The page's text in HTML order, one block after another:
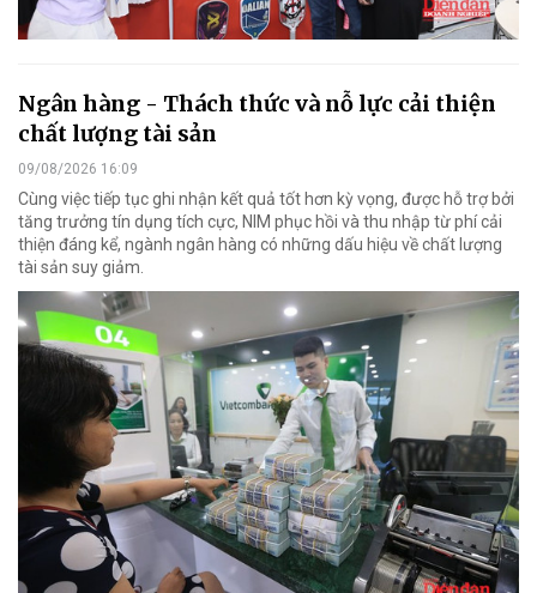
Ngân hàng - Thách thức và nỗ lực cải thiện
chất lượng tài sản
09/08/2026 16:09
Cùng việc tiếp tục ghi nhận kết quả tốt hơn kỳ vọng, được hỗ trợ bởi
tăng trưởng tín dụng tích cực, NIM phục hồi và thu nhập từ phí cải
thiện đáng kể, ngành ngân hàng có những dấu hiệu về chất lượng
tài sản suy giảm.